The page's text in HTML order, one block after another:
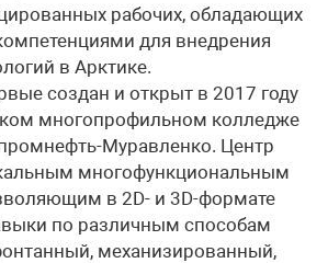
рабочих, обладающих
для внедрения
в Арктике.
создан и открыт в 2017 году
многопрофильном колледже
Муравленко. Центр
многофункциональным
в 2D- и 3D-формате
по различным способам
механизированный,